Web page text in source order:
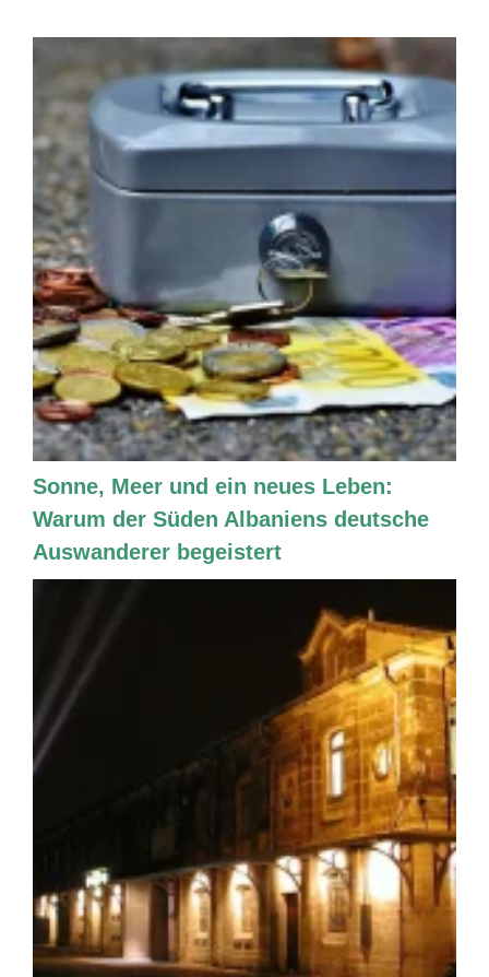
Sonne, Meer und ein neues Leben:
Warum der Süden Albaniens deutsche
Auswanderer begeistert